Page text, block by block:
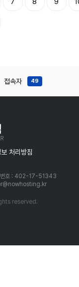
접속자 49
처리방침
번호 : 402-17-51343
reserved.